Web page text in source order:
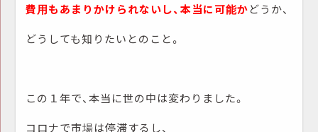
費用もあまりかけられないし、本当に可能かどうか、
どうしても知りたいとのこと。
この１年で、本当に世の中は変わりました。
コロナで市場は停滞するし、